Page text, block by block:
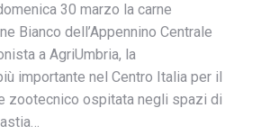
30 marzo la carne
Bianco dell’Appennino Centrale
a AgriUmbria, la
importante nel Centro Italia per il
zootecnico ospitata negli spazi di